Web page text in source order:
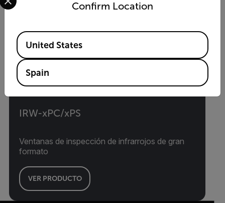
IRW-xPC/xPS
Ventanas de inspección de infrarrojos de gran
formato
VER PRODUCTO
Confirm Location
Available Locations
United States
Spain